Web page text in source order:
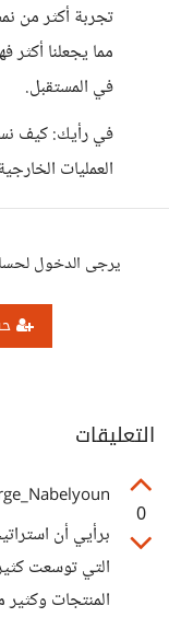
تجربة أكثر من
مما يجعلنا أكثر
في المستقبل.
في رأيك: كيف
العمليات
يرجى الدخول
التعليقات
0
برأيي أن
التي توسعت
المنتجات